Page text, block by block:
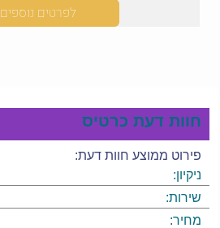
לפרטים נוספים
חוות דעת כרטיס
פירוט ממוצע חוות דעת:
ניקיון:
שירות:
מחיר: